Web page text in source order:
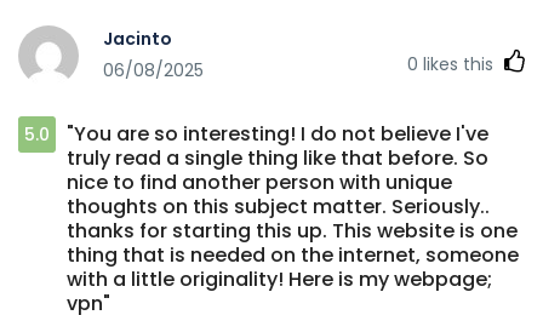
Jacinto
06/08/2025
0 likes this
5.0
"You are so interesting! I do not believe I've
truly read a single thing like that before. So
nice to find another person with unique
thoughts on this subject matter. Seriously..
thanks for starting this up. This website is one
thing that is needed on the internet, someone
with a little originality! Here is my webpage;
vpn"